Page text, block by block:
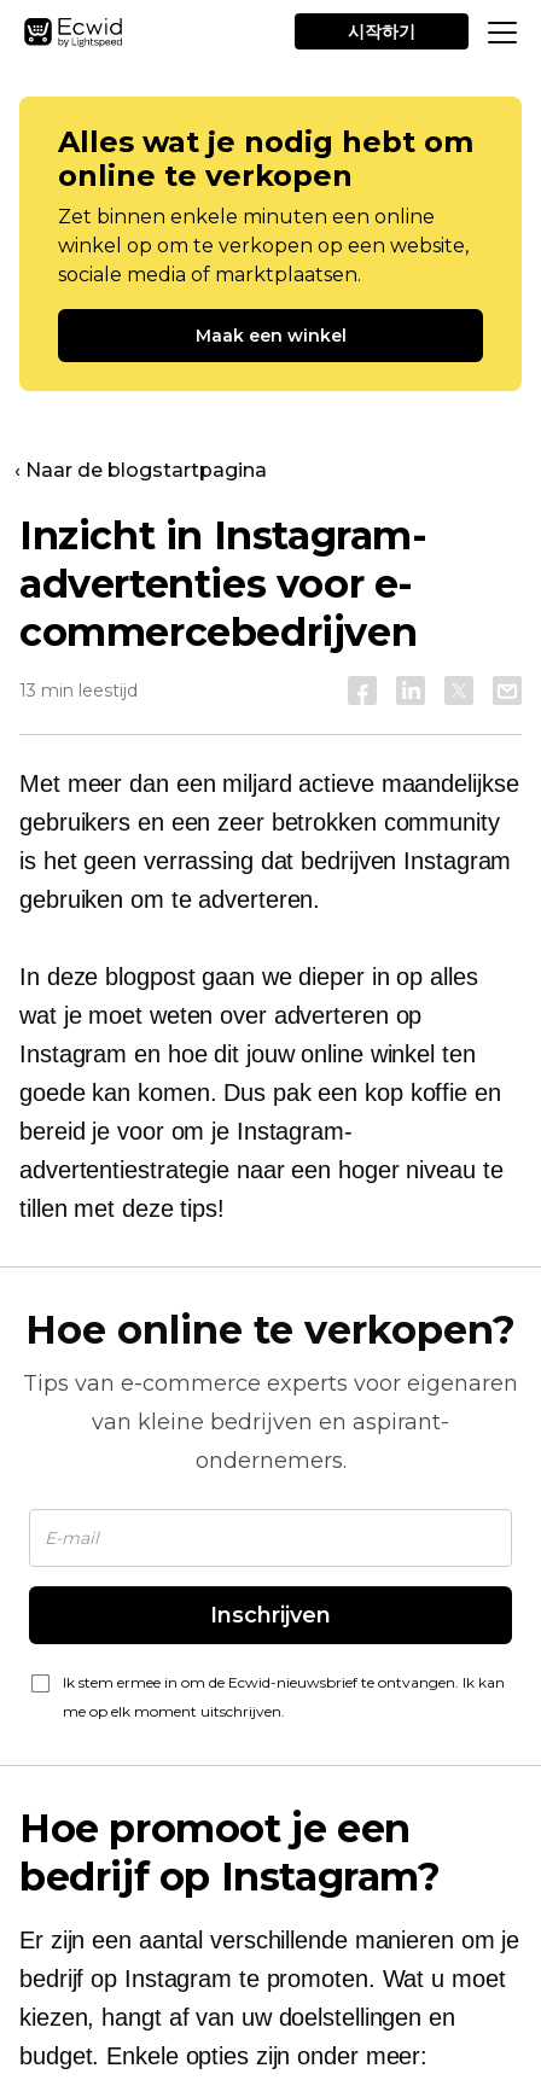
시작하기
Alles wat je nodig hebt om
online te verkopen
Zet binnen enkele minuten een online
winkel op om te verkopen op een website,
sociale media of marktplaatsen.
Maak een winkel
‹ Naar de blogstartpagina
Inzicht in Instagram-
advertenties voor e-
commercebedrijven
13 min leestijd
Met meer dan een miljard actieve maandelijkse
gebruikers en een zeer betrokken community
is het geen verrassing dat bedrijven Instagram
gebruiken om te adverteren.
In deze blogpost gaan we dieper in op alles
wat je moet weten over adverteren op
Instagram en hoe dit jouw online winkel ten
goede kan komen. Dus pak een kop koffie en
bereid je voor om je Instagram-
advertentiestrategie naar een hoger niveau te
tillen met deze tips!
Hoe online te verkopen?
Tips van e-commerce experts voor eigenaren
van kleine bedrijven en aspirant-
ondernemers.
Inschrijven
Ik stem ermee in om de Ecwid-nieuwsbrief te ontvangen. Ik kan
me op elk moment uitschrijven.
Hoe promoot je een
bedrijf op Instagram?
Er zijn een aantal verschillende manieren om je
bedrijf op Instagram te promoten. Wat u moet
kiezen, hangt af van uw doelstellingen en
budget. Enkele opties zijn onder meer: